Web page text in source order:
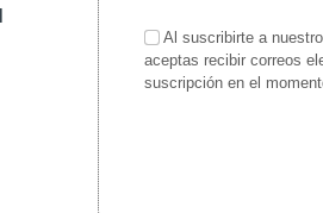
Al suscribirte a
aceptas recibir correos
suscripción en el